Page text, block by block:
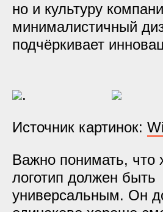
но и культуру
минималистичный
подчёркивает
.
Источник картинок:
Важно понимать, что
логотип должен быть
универсальным. Он